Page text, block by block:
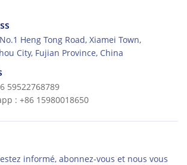
Heng Tong Road, Xiamei Town,
City, Fujian Province, China
59522768789
: +86 15980018650
informé, abonnez-vous et nous vous